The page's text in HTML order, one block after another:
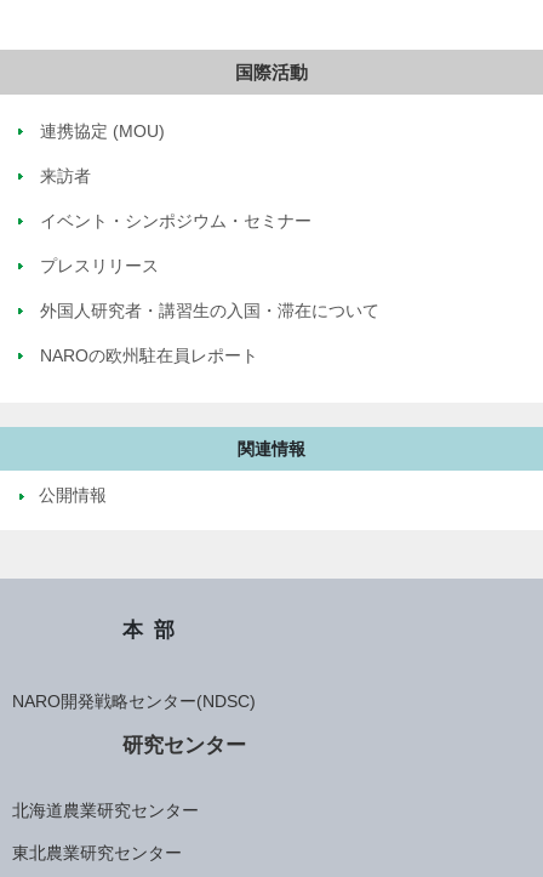
国際活動
連携協定 (MOU)
来訪者
イベント・シンポジウム・セミナー
プレスリリース
外国人研究者・講習生の入国・滞在について
NAROの欧州駐在員レポート
関連情報
公開情報
本部
NARO開発戦略センター(NDSC)
研究センター
北海道農業研究センター
東北農業研究センター